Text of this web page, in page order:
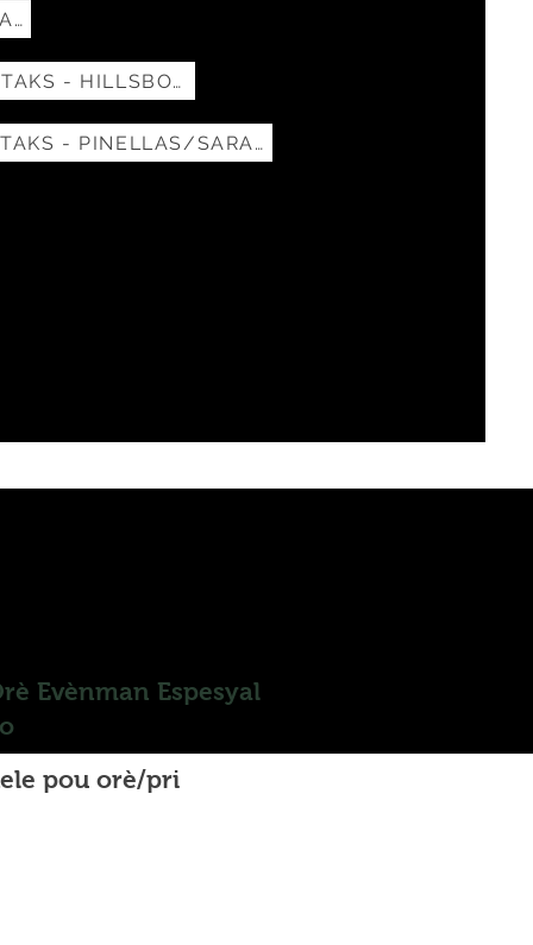
LOUVRI YON KONT LABANK
ÈD LEGAL GRATIS POU TAKS - HILLSBOROUGH
ÈD LEGAL GRATIS POU TAKS - PINELLAS/SARASOTA
pou orè/pri
Evènman Espesyal